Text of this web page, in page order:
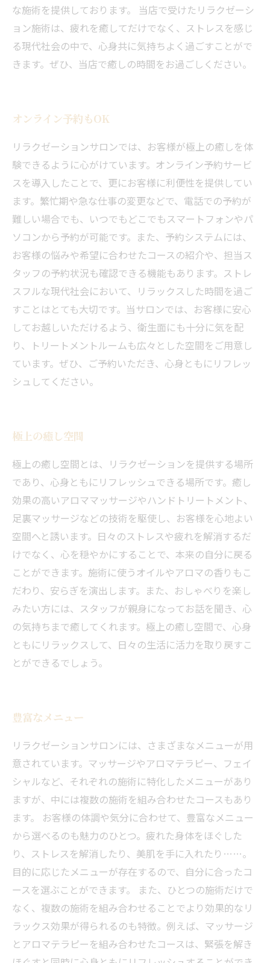
な施術を提供しております。 当店で受けたリラクゼーシ
ョン施術は、疲れを癒してだけでなく、ストレスを感じ
る現代社会の中で、心身共に気持ちよく過ごすことがで
きます。ぜひ、当店で癒しの時間をお過ごしください。
オンライン予約もOK
リラクゼーションサロンでは、お客様が極上の癒しを体
験できるように心がけています。オンライン予約サービ
スを導入したことで、更にお客様に利便性を提供してい
ます。繁忙期や急な仕事の変更などで、電話での予約が
難しい場合でも、いつでもどこでもスマートフォンやパ
ソコンから予約が可能です。また、予約システムには、
お客様の悩みや希望に合わせたコースの紹介や、担当ス
タッフの予約状況も確認できる機能もあります。ストレ
スフルな現代社会において、リラックスした時間を過ご
すことはとても大切です。当サロンでは、お客様に安心
してお越しいただけるよう、衛生面にも十分に気を配
り、トリートメントルームも広々とした空間をご用意し
ています。ぜひ、ご予約いただき、心身ともにリフレッ
シュしてください。
極上の癒し空間
極上の癒し空間とは、リラクゼーションを提供する場所
であり、心身ともにリフレッシュできる場所です。癒し
効果の高いアロママッサージやハンドトリートメント、
足裏マッサージなどの技術を駆使し、お客様を心地よい
空間へと誘います。日々のストレスや疲れを解消するだ
けでなく、心を穏やかにすることで、本来の自分に戻る
ことができます。施術に使うオイルやアロマの香りもこ
だわり、安らぎを演出します。また、おしゃべりを楽し
みたい方には、スタッフが親身になってお話を聞き、心
の気持ちまで癒してくれます。極上の癒し空間で、心身
ともにリラックスして、日々の生活に活力を取り戻すこ
とができるでしょう。
豊富なメニュー
リラクゼーションサロンには、さまざまなメニューが用
意されています。マッサージやアロマテラピー、フェイ
シャルなど、それぞれの施術に特化したメニューがあり
ますが、中には複数の施術を組み合わせたコースもあり
ます。 お客様の体調や気分に合わせて、豊富なメニュー
から選べるのも魅力のひとつ。疲れた身体をほぐした
り、ストレスを解消したり、美肌を手に入れたり……。
目的に応じたメニューが存在するので、自分に合ったコ
ースを選ぶことができます。 また、ひとつの施術だけで
なく、複数の施術を組み合わせることでより効果的なリ
ラックス効果が得られるのも特徴。例えば、マッサージ
とアロマテラピーを組み合わせたコースは、緊張を解き